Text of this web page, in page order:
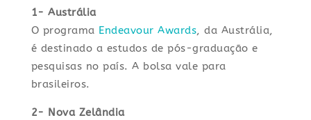
1- Austrália
O programa Endeavour Awards, da Austrália,
é destinado a estudos de pós-graduação e
pesquisas no país. A bolsa vale para
brasileiros.
2- Nova Zelândia